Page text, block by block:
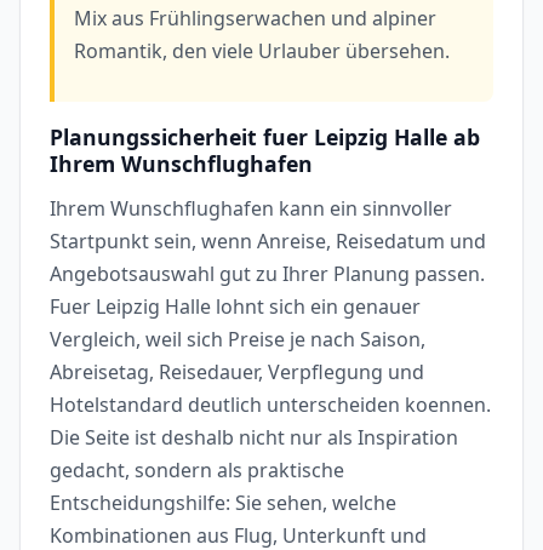
Mix aus Frühlingserwachen und alpiner
Romantik, den viele Urlauber übersehen.
Planungssicherheit fuer Leipzig Halle ab
Ihrem Wunschflughafen
Ihrem Wunschflughafen kann ein sinnvoller
Startpunkt sein, wenn Anreise, Reisedatum und
Angebotsauswahl gut zu Ihrer Planung passen.
Fuer Leipzig Halle lohnt sich ein genauer
Vergleich, weil sich Preise je nach Saison,
Abreisetag, Reisedauer, Verpflegung und
Hotelstandard deutlich unterscheiden koennen.
Die Seite ist deshalb nicht nur als Inspiration
gedacht, sondern als praktische
Entscheidungshilfe: Sie sehen, welche
Kombinationen aus Flug, Unterkunft und